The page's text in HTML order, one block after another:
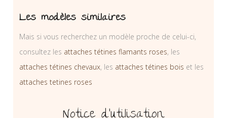
Les modèles similaires
Mais si vous recherchez un modèle proche de celui-ci,
consultez les attaches tétines flamants roses, les
attaches tétines chevaux, les attaches tétines bois et les
attaches tetines roses